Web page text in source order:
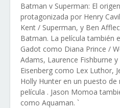
Batman v Superman: El
protagonizada por Henry
Kent / Superman, y Ben
Batman. La película también
Gadot como Diana Prince /
Adams, Laurence Fishburne y
Eisenberg como Lex Luthor,
Holly Hunter en un puesto de
película . Jason Momoa
como Aquaman. `